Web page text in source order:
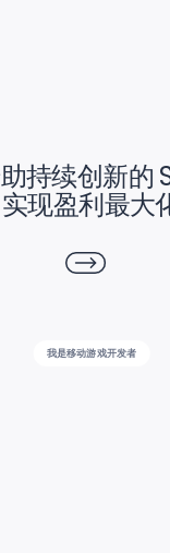
持续创新的
实现盈利最大
我是移动游戏开发者